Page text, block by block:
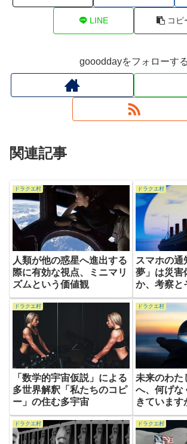
LINE コピ
goooddayをフォローする
関連記事
ドラクエ村
人類が他の惑星へ進出する
際に有効な視点、ミニマリ
ズムという価値観
ドラクエ村
スマホの通
夢」は災害
か、考察と
ドラクエ村
「数学的宇宙仮説」による
多世界解釈「私たちのコピ
ー」の住む多宇宙
ドラクエ村
未来のわた
へ、何げな
きています
ドラクエ村 ドラクエ村